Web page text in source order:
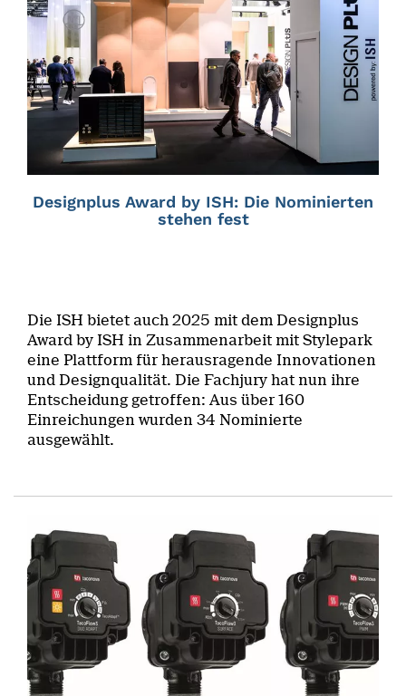
Designplus Award by ISH: Die Nominierten
stehen fest
Die ISH bietet auch 2025 mit dem Designplus
Award by ISH in Zusammenarbeit mit Stylepark
eine Plattform für herausragende Innovationen
und Designqualität. Die Fachjury hat nun ihre
Entscheidung getroffen: Aus über 160
Einreichungen wurden 34 Nominierte
ausgewählt.